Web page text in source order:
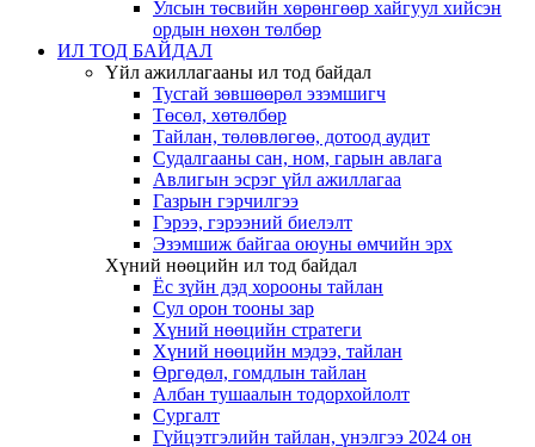
Улсын төсвийн хөрөнгөөр хайгуул хийсэн
ордын нөхөн төлбөр
ИЛ ТОД БАЙДАЛ
Үйл ажиллагааны ил тод байдал
Тусгай зөвшөөрөл эзэмшигч
Төсөл, хөтөлбөр
Тайлан, төлөвлөгөө, дотоод аудит
Судалгааны сан, ном, гарын авлага
Авлигын эсрэг үйл ажиллагаа
Газрын гэрчилгээ
Гэрээ, гэрээний биелэлт
Эзэмшиж байгаа оюуны өмчийн эрх
Хүний нөөцийн ил тод байдал
Ёс зүйн дэд хорооны тайлан
Сул орон тооны зар
Хүний нөөцийн стратеги
Хүний нөөцийн мэдээ, тайлан
Өргөдөл, гомдлын тайлан
Албан тушаалын тодорхойлолт
Сургалт
Гүйцэтгэлийн тайлан, үнэлгээ 2024 он